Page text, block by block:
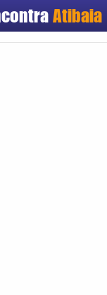
Atibaia
Cadastrar